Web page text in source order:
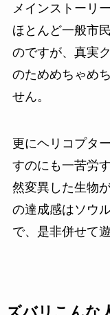
メインストーリ
ほとんど一般市
のですが、真実
のためめちゃめ
せん。
更にヘリコプタ
すのにも一苦労
然変異した生物
の達成感はソウ
で、是非併せて